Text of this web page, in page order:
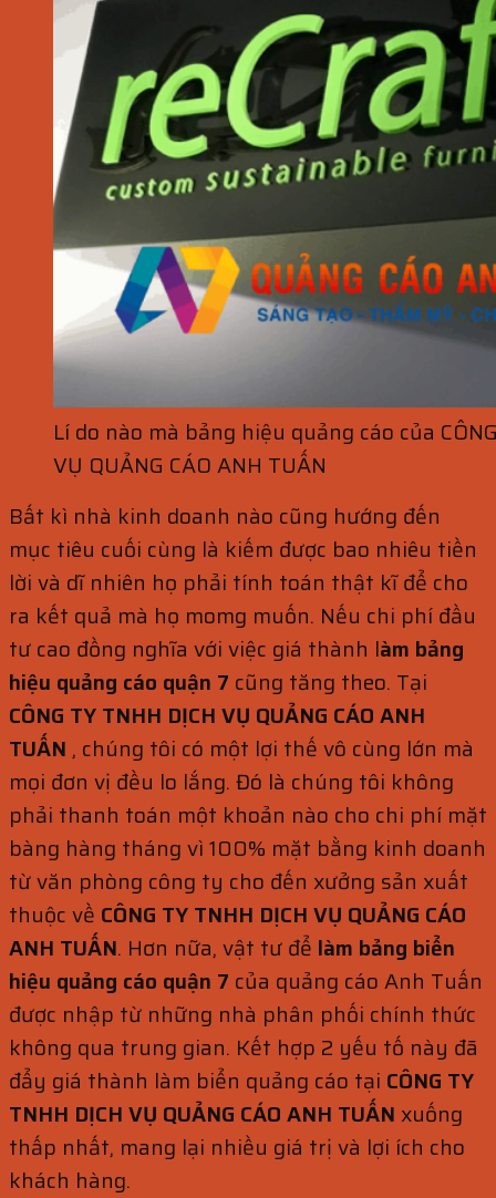
Lí do nào mà bảng hiệu quảng cáo của
VỤ QUẢNG CÁO ANH TUẤN
Bất kì nhà kinh doanh nào cũng hướng đến
mục tiêu cuối cùng là kiếm được bao nhiêu tiền
lời và dĩ nhiên họ phải tính toán thật kĩ để cho
ra kết quả mà họ momg muốn. Nếu chi phí đầu
tư cao đồng nghĩa với việc giá thành làm bảng
hiệu quảng cáo quận 7 cũng tăng theo. Tại
CÔNG TY TNHH DỊCH VỤ QUẢNG CÁO ANH
TUẤN , chúng tôi có một lợi thế vô cùng lớn mà
mọi đơn vị đều lo lắng. Đó là chúng tôi không
phải thanh toán một khoản nào cho chi phí mặt
bàng hàng tháng vì 100% mặt bằng kinh doanh
từ văn phòng công ty cho đến xưởng sản xuất
thuộc về CÔNG TY TNHH DỊCH VỤ QUẢNG CÁO
ANH TUẤN. Hơn nữa, vật tư để làm bảng biển
hiệu quảng cáo quận 7 của quảng cáo Anh Tuấn
được nhập từ những nhà phân phối chính thức
không qua trung gian. Kết hợp 2 yếu tố này đã
đẩy giá thành làm biển quảng cáo tại CÔNG TY
TNHH DỊCH VỤ QUẢNG CÁO ANH TUẤN xuống
thấp nhất, mang lại nhiều giá trị và lợi ích cho
khách hàng.